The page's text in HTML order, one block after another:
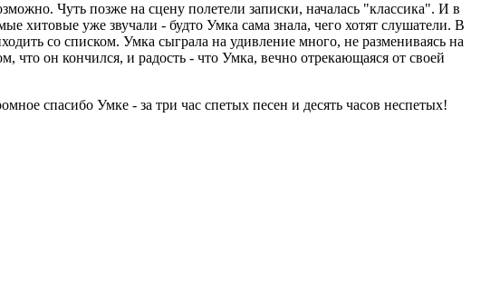
Чуть позже на сцену полетели записки, началась "классика". И в
хитовые уже звучали - будто Умка сама знала, чего хотят слушатели. В
со списком. Умка сыграла на удивление много, не размениваясь на
что он кончился, и радость - что Умка, вечно отрекающаяся от своей
спасибо Умке - за три час спетых песен и десять часов неспетых!